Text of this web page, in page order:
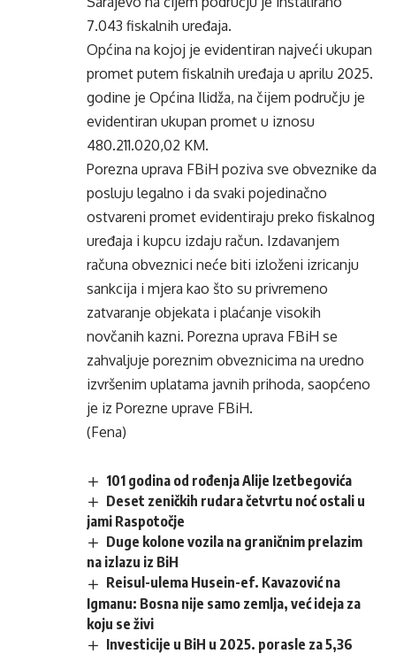
7.043 fiskalnih uređaja.
Općina na kojoj je evidentiran najveći ukupan
promet putem fiskalnih uređaja u aprilu 2025.
godine je Općina Ilidža, na čijem području je
evidentiran ukupan promet u iznosu
480.211.020,02 KM.
Porezna uprava FBiH poziva sve obveznike da
posluju legalno i da svaki pojedinačno
ostvareni promet evidentiraju preko fiskalnog
uređaja i kupcu izdaju račun. Izdavanjem
računa obveznici neće biti izloženi izricanju
sankcija i mjera kao što su privremeno
zatvaranje objekata i plaćanje visokih
novčanih kazni. Porezna uprava FBiH se
zahvaljuje poreznim obveznicima na uredno
izvršenim uplatama javnih prihoda, saopćeno
je iz Porezne uprave FBiH.
(Fena)
101 godina od rođenja Alije Izetbegovića
Deset zeničkih rudara četvrtu noć ostali u
jami Raspotočje
Duge kolone vozila na graničnim prelazim
na izlazu iz BiH
Reisul-ulema Husein-ef. Kavazović na
Igmanu: Bosna nije samo zemlja, već ideja za
koju se živi
Investicije u BiH u 2025. porasle za 5,36